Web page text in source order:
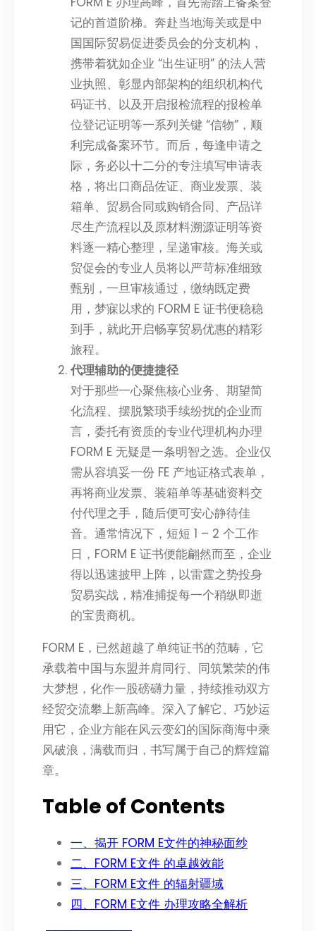
记的首道阶梯。奔赴当地海关或是中
国国际贸易促进委员会的分支机构，
携带着犹如企业 “出生证明” 的法人营
业执照、彰显内部架构的组织机构代
码证书、以及开启报检流程的报检单
位登记证明等一系列关键 “信物”，顺
利完成备案环节。而后，每逢申请之
际，务必以十二分的专注填写申请表
格，将出口商品佐证、商业发票、装
箱单、贸易合同或购销合同、产品详
尽生产流程以及原材料溯源证明等资
料逐一精心整理，呈递审核。海关或
贸促会的专业人员将以严苛标准细致
甄别，一旦审核通过，缴纳既定费
用，梦寐以求的 FORM E 证书便稳稳
到手，就此开启畅享贸易优惠的精彩
旅程。
代理辅助的便捷捷径
对于那些一心聚焦核心业务、期望简
化流程、摆脱繁琐手续纷扰的企业而
言，委托有资质的专业代理机构办理
FORM E 无疑是一条明智之选。企业仅
需从容填妥一份 FE 产地证格式表单，
再将商业发票、装箱单等基础资料交
付代理之手，随后便可安心静待佳
音。通常情况下，短短 1 – 2 个工作
日，FORM E 证书便能翩然而至，企业
得以迅速披甲上阵，以雷霆之势投身
贸易实战，精准捕捉每一个稍纵即逝
的宝贵商机。
FORM E，已然超越了单纯证书的范畴，它
承载着中国与东盟并肩同行、同筑繁荣的伟
大梦想，化作一股磅礴力量，持续推动双方
经贸交流攀上新高峰。深入了解它、巧妙运
用它，企业方能在风云变幻的国际商海中乘
风破浪，满载而归，书写属于自己的辉煌篇
章。
Table of Contents
一、揭开 FORM E文件的神秘面纱
二、FORM E文件 的卓越效能
三、FORM E文件 的辐射疆域
四、FORM E文件 办理攻略全解析